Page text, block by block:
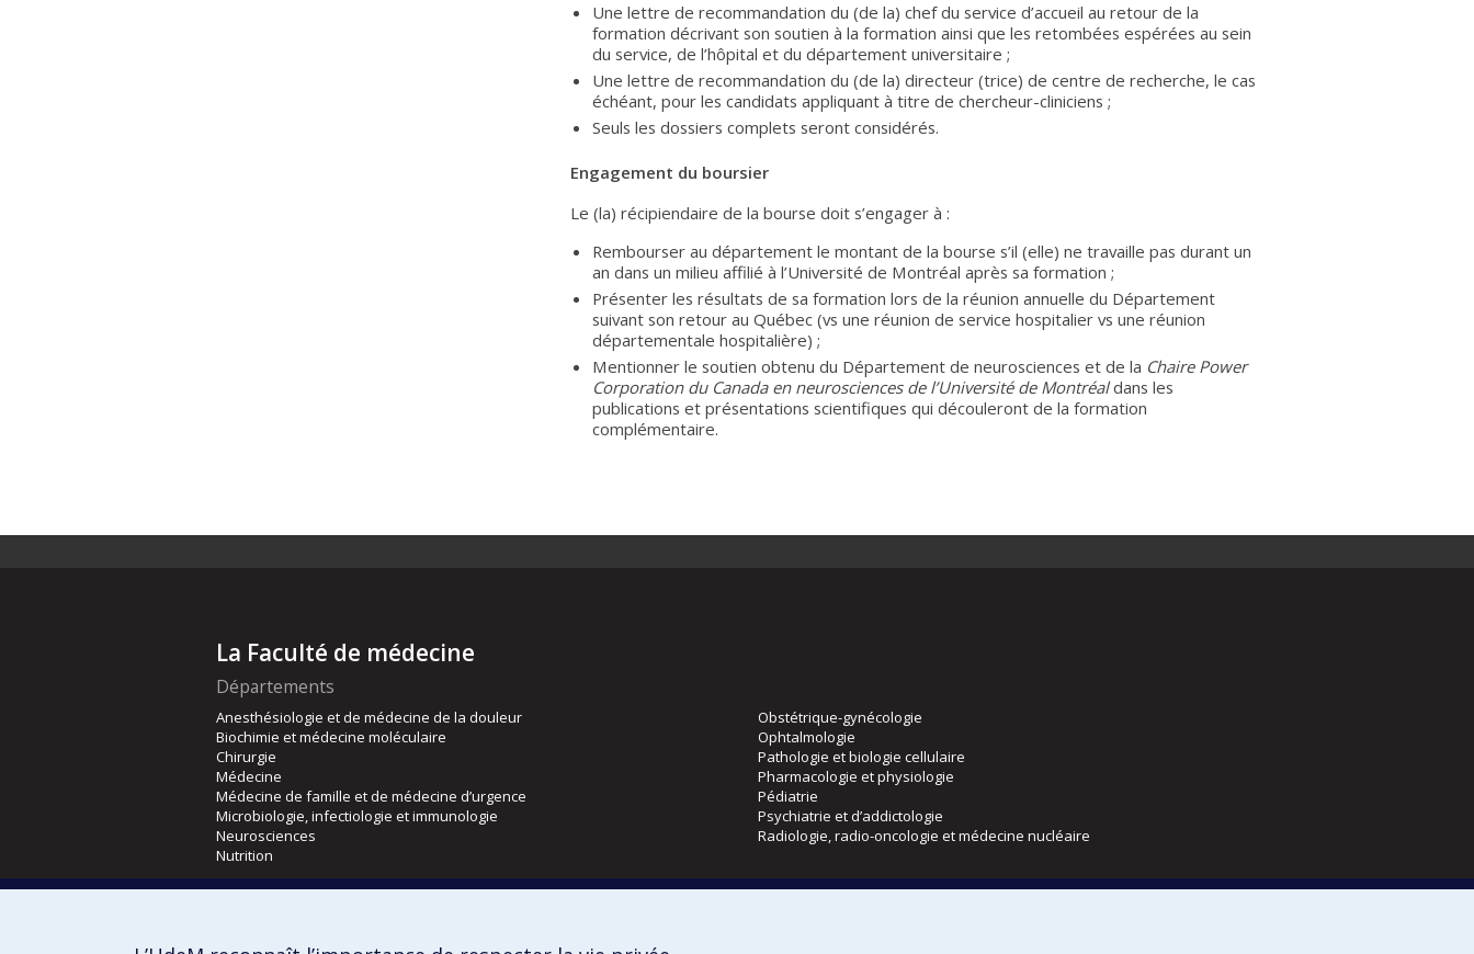
Une lettre de recommandation du (de la) chef du service d’accueil au retour de la
formation décrivant son soutien à la formation ainsi que les retombées espérées au sein
du service, de l’hôpital et du département universitaire ;
Une lettre de recommandation du (de la) directeur (trice) de centre de recherche, le cas
échéant, pour les candidats appliquant à titre de chercheur-cliniciens ;
Seuls les dossiers complets seront considérés.
Engagement du boursier
Le (la) récipiendaire de la bourse doit s’engager à :
Rembourser au département le montant de la bourse s’il (elle) ne travaille pas durant un
an dans un milieu affilié à l’Université de Montréal après sa formation ;
Présenter les résultats de sa formation lors de la réunion annuelle du Département
suivant son retour au Québec (vs une réunion de service hospitalier vs une réunion
départementale hospitalière) ;
Mentionner le soutien obtenu du Département de neurosciences et de la Chaire Power
Corporation du Canada en neurosciences de l’Université de Montréaldans les
publications et présentations scientifiques qui découleront de la formation
complémentaire.
La Faculté de médecine
Départements
Anesthésiologie et de médecine de la douleur
Biochimie et médecine moléculaire
Chirurgie
Médecine
Médecine de famille et de médecine d’urgence
Microbiologie, infectiologie et immunologie
Neurosciences
Nutrition
Obstétrique-gynécologie
Ophtalmologie
Pathologie et biologie cellulaire
Pharmacologie et physiologie
Pédiatrie
Psychiatrie et d’addictologie
Radiologie, radio-oncologie et médecine nucléaire